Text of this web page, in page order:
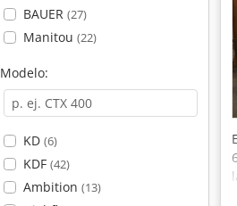
BAUER (27)
Manitou (22)
Modelo:
KD (6)
KDF (42)
Ambition (13)